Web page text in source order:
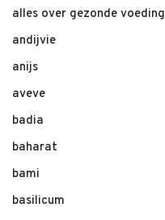
alles over gezonde voeding
andijvie
anijs
aveve
badia
baharat
bami
basilicum